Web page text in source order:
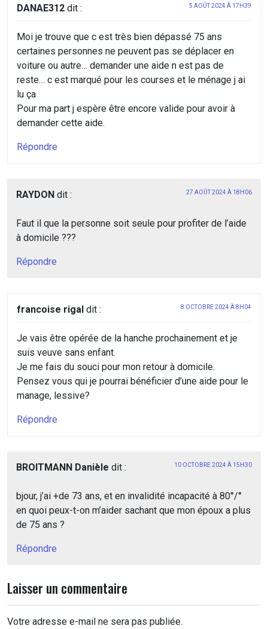
DANAE312 dit : 5 AOÛT 2024 À 17H39
Moi je trouve que c est très bien dépassé 75 ans
certaines personnes ne peuvent pas se déplacer en
voiture ou autre… demander une aide n est pas de
reste… c est marqué pour les courses et le ménage j ai
lu ça
Pour ma part j espère être encore valide pour avoir à
demander cette aide.
Répondre
RAYDON dit : 27 AOÛT 2024 À 18H06
Faut il que la personne soit seule pour profiter de l’aide
à domicile ???
Répondre
francoise rigal dit : 8 OCTOBRE 2024 À 8H04
Je vais être opérée de la hanche prochainement et je
suis veuve sans enfant.
Je me fais du souci pour mon retour à domicile.
Pensez vous qui je pourrai bénéficier d’une aide pour le
manage, lessive?
Répondre
BROITMANN Danièle dit : 10 OCTOBRE 2024 À 15H30
bjour, j’ai +de 73 ans, et en invalidité incapacité à 80°/°
en quoi peux-t-on m’aider sachant que mon époux a plus
de 75 ans ?
Répondre
Laisser un commentaire
Votre adresse e-mail ne sera pas publiée.